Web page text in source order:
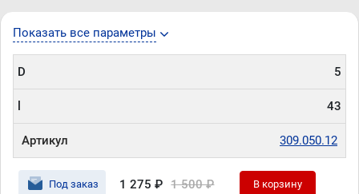
Показать все параметры
D 5
43
Артикул 309.050.12
Под заказ 1 275 ₽ 1 500 ₽ В корзину